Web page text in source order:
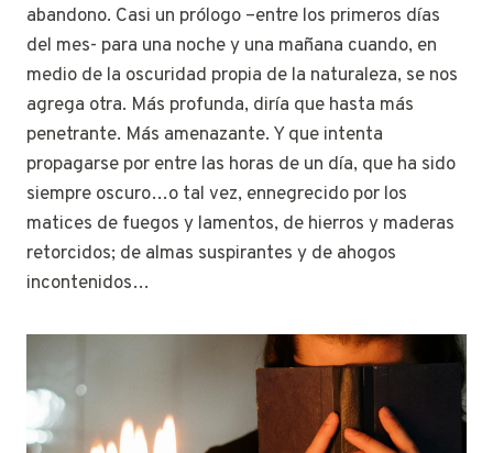
abandono. Casi un prólogo –entre los primeros días
del mes- para una noche y una mañana cuando, en
medio de la oscuridad propia de la naturaleza, se nos
agrega otra. Más profunda, diría que hasta más
penetrante. Más amenazante. Y que intenta
propagarse por entre las horas de un día, que ha sido
siempre oscuro…o tal vez, ennegrecido por los
matices de fuegos y lamentos, de hierros y maderas
retorcidos; de almas suspirantes y de ahogos
incontenidos…